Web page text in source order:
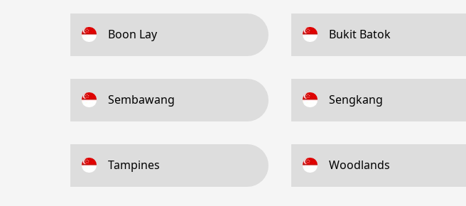
Boon Lay Bukit Batok
Sembawang Sengkang
Tampines Woodlands